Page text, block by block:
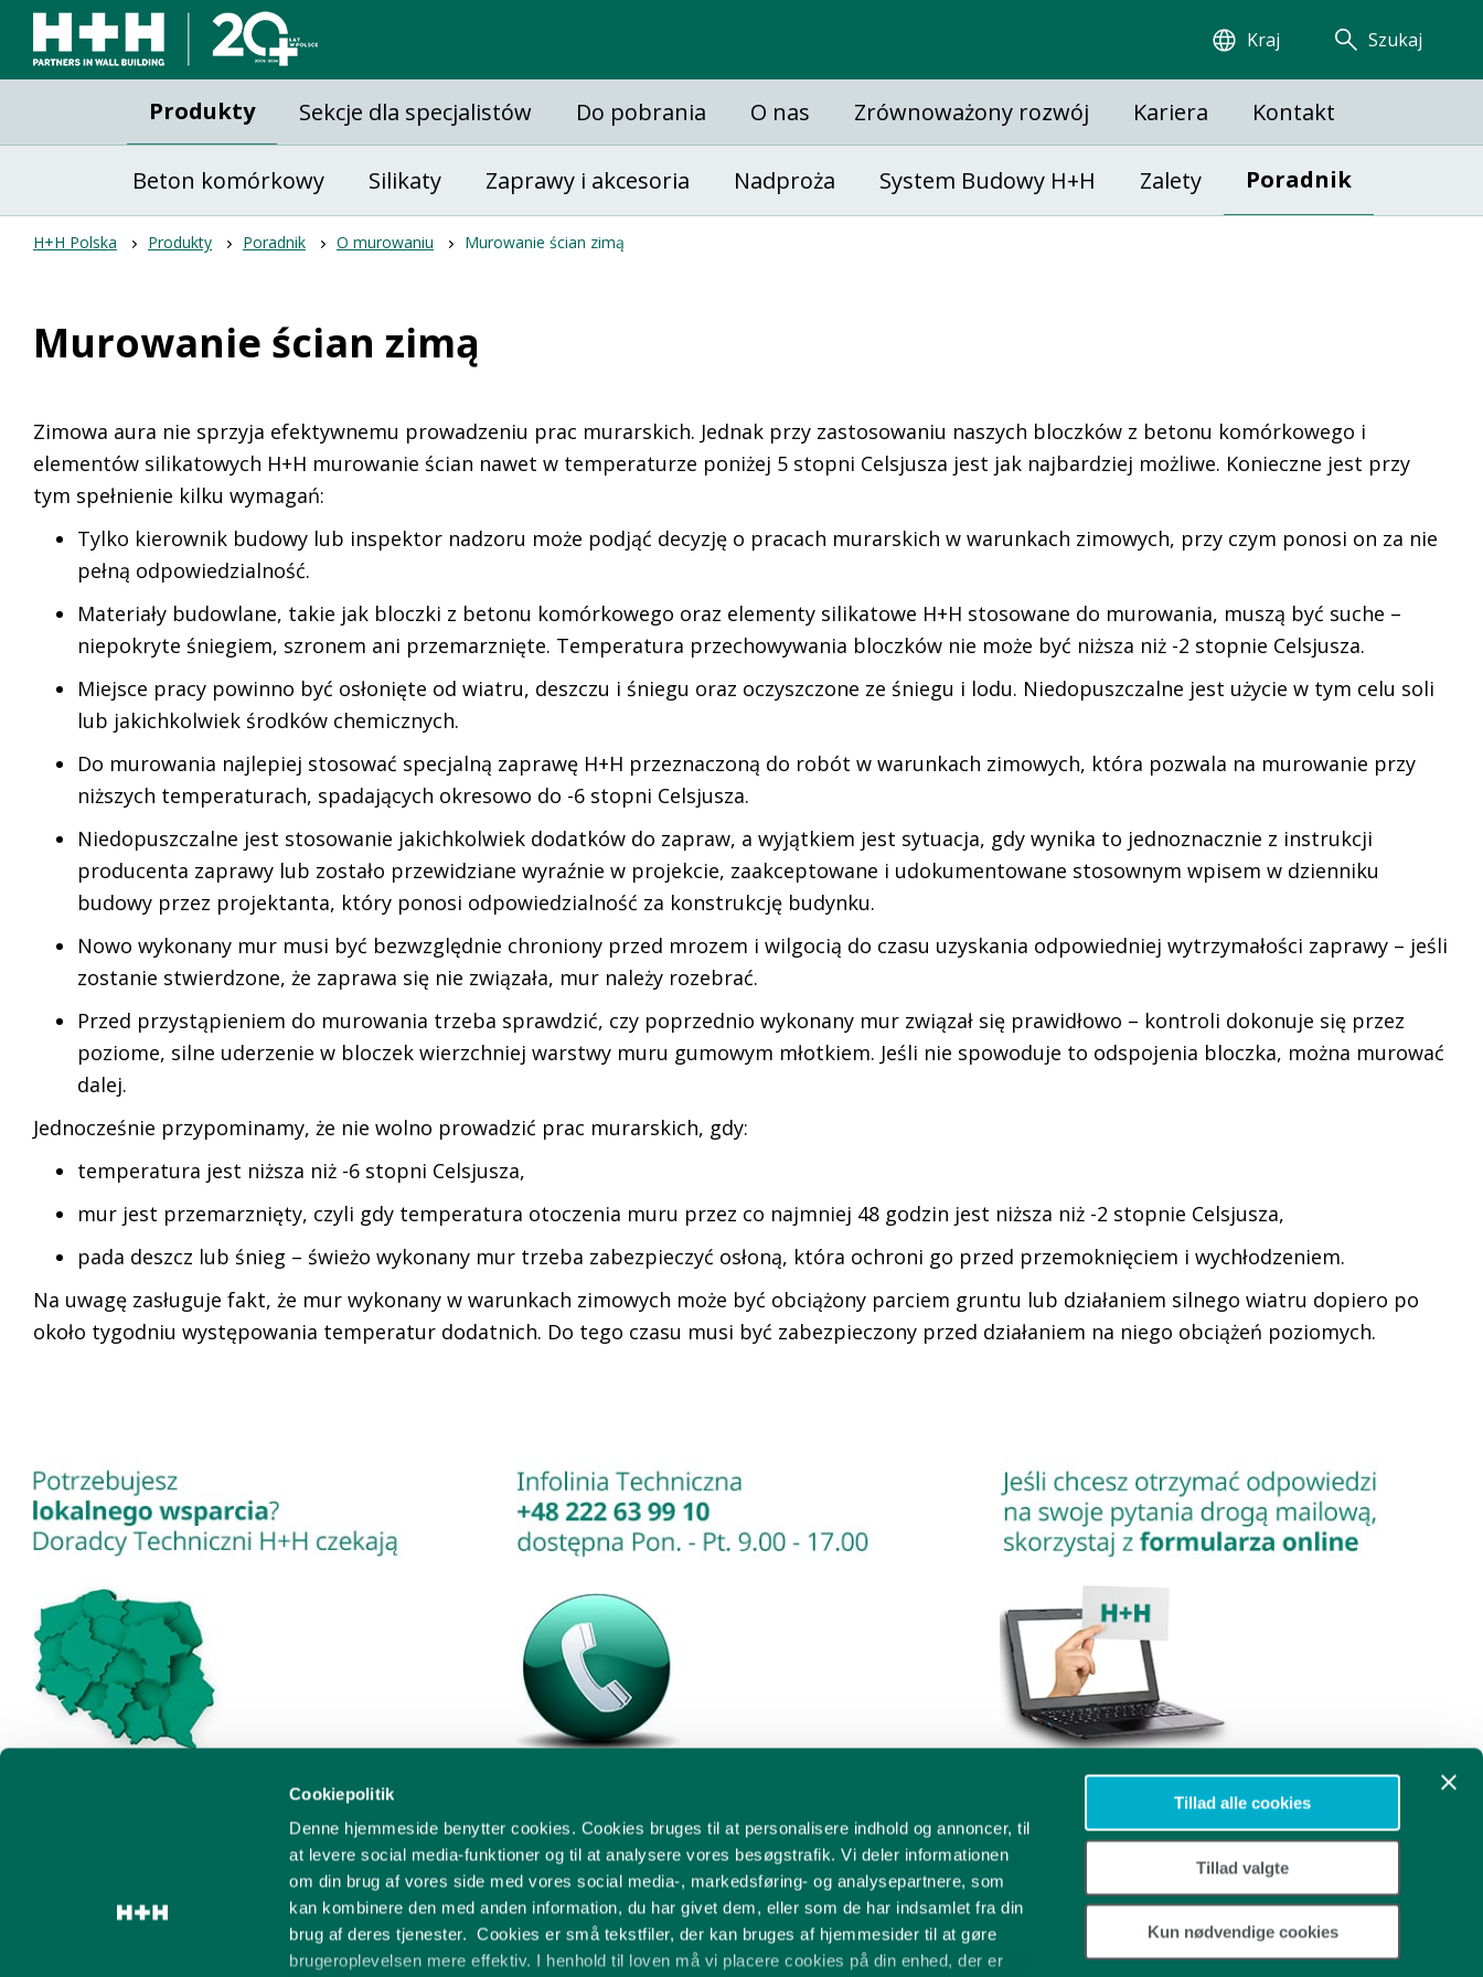
Cookiepolitik
Denne hjemmeside benytter cookies. Cookies bruges til at personalisere indhold og annoncer, til
at levere social media-funktioner og til at analysere vores besøgstrafik. Vi deler informationen
om din brug af vores side med vores social media-, markedsføring- og analysepartnere, som
kan kombinere den med anden information, du har givet dem, eller som de har indsamlet fra din
brug af deres tjenester. Cookies er små tekstfiler, der kan bruges af hjemmesider til at gøre
brugeroplevelsen mere effektiv. I henhold til loven må vi placere cookies på din enhed, der er
Tillad alle cookies
Tillad valgte
Kun nødvendige cookies
Kraj Szukaj
Produkty
Beton komórkowy Silikaty Zaprawy i akcesoria Nadproża System Budowy H+H Zalety Poradnik
Sekcje dla specjalistów Do pobrania O nas Zrównoważony rozwój Kariera Kontakt
H+H Polska Produkty Poradnik O murowaniu Murowanie ścian zimą
Murowanie ścian zimą
Zimowa aura nie sprzyja efektywnemu prowadzeniu prac murarskich. Jednak przy zastosowaniu naszych bloczków z betonu komórkowego i
elementów silikatowych H+H murowanie ścian nawet w temperaturze poniżej 5 stopni Celsjusza jest jak najbardziej możliwe. Konieczne jest przy
tym spełnienie kilku wymagań:
Tylko kierownik budowy lub inspektor nadzoru może podjąć decyzję o pracach murarskich w warunkach zimowych, przy czym ponosi on za nie
pełną odpowiedzialność.
Materiały budowlane, takie jak bloczki z betonu komórkowego oraz elementy silikatowe H+H stosowane do murowania, muszą być suche –
niepokryte śniegiem, szronem ani przemarznięte. Temperatura przechowywania bloczków nie może być niższa niż -2 stopnie Celsjusza.
Miejsce pracy powinno być osłonięte od wiatru, deszczu i śniegu oraz oczyszczone ze śniegu i lodu. Niedopuszczalne jest użycie w tym celu soli
lub jakichkolwiek środków chemicznych.
Do murowania najlepiej stosować specjalną zaprawę H+H przeznaczoną do robót w warunkach zimowych, która pozwala na murowanie przy
niższych temperaturach, spadających okresowo do -6 stopni Celsjusza.
Niedopuszczalne jest stosowanie jakichkolwiek dodatków do zapraw, a wyjątkiem jest sytuacja, gdy wynika to jednoznacznie z instrukcji
producenta zaprawy lub zostało przewidziane wyraźnie w projekcie, zaakceptowane i udokumentowane stosownym wpisem w dzienniku
budowy przez projektanta, który ponosi odpowiedzialność za konstrukcję budynku.
Nowo wykonany mur musi być bezwzględnie chroniony przed mrozem i wilgocią do czasu uzyskania odpowiedniej wytrzymałości zaprawy – jeśli
zostanie stwierdzone, że zaprawa się nie związała, mur należy rozebrać.
Przed przystąpieniem do murowania trzeba sprawdzić, czy poprzednio wykonany mur związał się prawidłowo – kontroli dokonuje się przez
poziome, silne uderzenie w bloczek wierzchniej warstwy muru gumowym młotkiem. Jeśli nie spowoduje to odspojenia bloczka, można murować
dalej.
Jednocześnie przypominamy, że nie wolno prowadzić prac murarskich, gdy:
temperatura jest niższa niż -6 stopni Celsjusza,
mur jest przemarznięty, czyli gdy temperatura otoczenia muru przez co najmniej 48 godzin jest niższa niż -2 stopnie Celsjusza,
pada deszcz lub śnieg – świeżo wykonany mur trzeba zabezpieczyć osłoną, która ochroni go przed przemoknięciem i wychłodzeniem.
Na uwagę zasługuje fakt, że mur wykonany w warunkach zimowych może być obciążony parciem gruntu lub działaniem silnego wiatru dopiero po
około tygodniu występowania temperatur dodatnich. Do tego czasu musi być zabezpieczony przed działaniem na niego obciążeń poziomych.
Zadzwoń Wypełnij formularz